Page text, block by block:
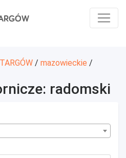
/ mazowieckie /
radomski